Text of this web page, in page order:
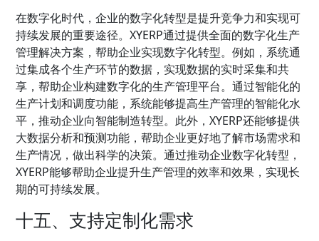
在数字化时代，企业的数字化转型是提升竞争力和实现可
持续发展的重要途径。XYERP通过提供全面的数字化生产
管理解决方案，帮助企业实现数字化转型。例如，系统通
过集成各个生产环节的数据，实现数据的实时采集和共
享，帮助企业构建数字化的生产管理平台。通过智能化的
生产计划和调度功能，系统能够提高生产管理的智能化水
平，推动企业向智能制造转型。此外，XYERP还能够提供
大数据分析和预测功能，帮助企业更好地了解市场需求和
生产情况，做出科学的决策。通过推动企业数字化转型，
XYERP能够帮助企业提升生产管理的效率和效果，实现长
期的可持续发展。
十五、支持定制化需求